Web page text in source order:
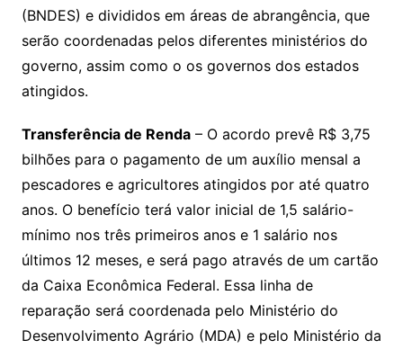
(BNDES) e divididos em áreas de abrangência, que
serão coordenadas pelos diferentes ministérios do
governo, assim como o os governos dos estados
atingidos.
Transferência de Renda– O acordo prevê R$ 3,75
bilhões para o pagamento de um auxílio mensal a
pescadores e agricultores atingidos por até quatro
anos. O benefício terá valor inicial de 1,5 salário-
mínimo nos três primeiros anos e 1 salário nos
últimos 12 meses, e será pago através de um cartão
da Caixa Econômica Federal. Essa linha de
reparação será coordenada pelo Ministério do
Desenvolvimento Agrário (MDA) e pelo Ministério da